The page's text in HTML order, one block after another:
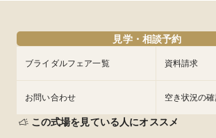
8/31
8/31
17:00〜
フェアを予約
見学・相談予約
ブライダルフェア一覧 資料請求
お問い合わせ 空き状況の
この式場を見ている人にオススメ